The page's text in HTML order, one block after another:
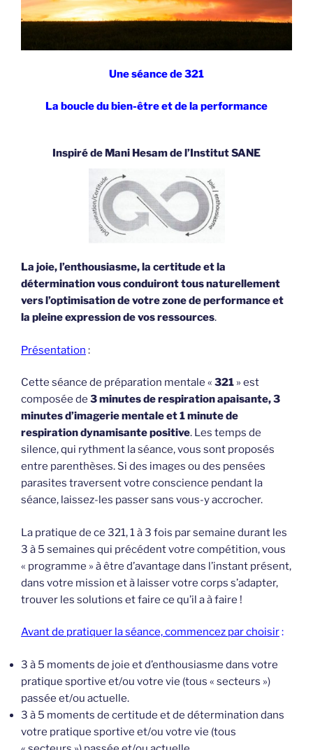
Une séance de 321
La boucle du bien-être et de la performance
Inspiré de Mani Hesam de l’Institut SANE
La joie, l’enthousiasme, la certitude et la
détermination vous conduiront tous naturellement
vers l’optimisation de votre zone de performance et
la pleine expression de vos ressources.
Présentation :
Cette séance de préparation mentale « 321 » est
composée de 3 minutes de respiration apaisante, 3
minutes d’imagerie mentale et 1 minute de
respiration dynamisante positive. Les temps de
silence, qui rythment la séance, vous sont proposés
entre parenthèses. Si des images ou des pensées
parasites traversent votre conscience pendant la
séance, laissez-les passer sans vous-y accrocher.
La pratique de ce 321, 1 à 3 fois par semaine durant les
3 à 5 semaines qui précédent votre compétition, vous
« programme » à être d’avantage dans l’instant présent,
dans votre mission et à laisser votre corps s’adapter,
trouver les solutions et faire ce qu’il a à faire !
Avant de pratiquer la séance, commencez par choisir:
3 à 5 moments de joie et d’enthousiasme dans votre
pratique sportive et/ou votre vie (tous « secteurs »)
passée et/ou actuelle.
3 à 5 moments de certitude et de détermination dans
votre pratique sportive et/ou votre vie (tous